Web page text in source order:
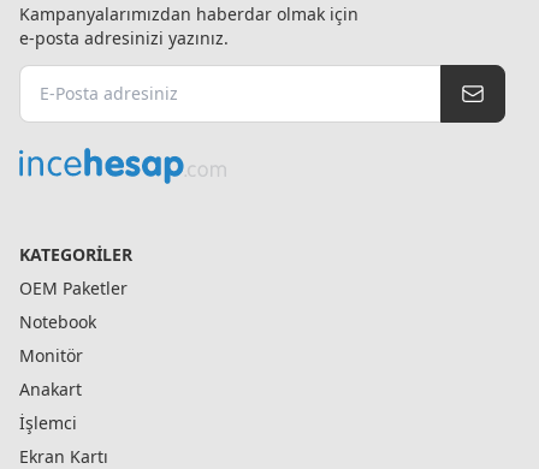
Kampanyalarımızdan haberdar olmak için
e-posta adresinizi yazınız.
KATEGORILER
OEM Paketler
Notebook
Monitör
Anakart
İşlemci
Ekran Kartı